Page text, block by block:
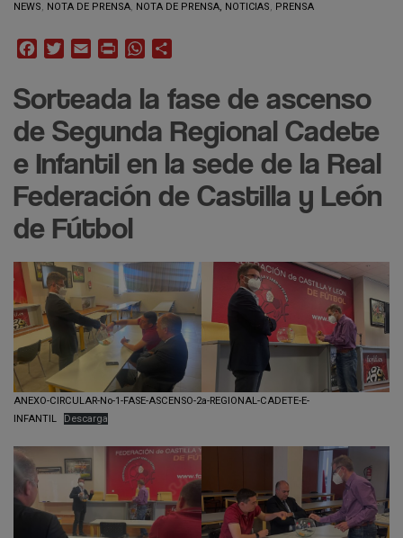
NEWS, NOTA DE PRENSA, NOTA DE PRENSA, NOTICIAS, PRENSA
FacebookTwitterEmail Print WhatsApp
Sorteada la fase de ascenso
de Segunda Regional Cadete
e Infantil en la sede de la Real
Federación de Castilla y León
de Fútbol
ANEXO-CIRCULAR-No-1-FASE-ASCENSO-2a-REGIONAL-CADETE-E-
INFANTIL
Descarga